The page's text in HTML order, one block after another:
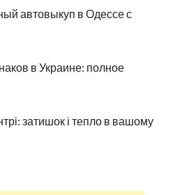
автовыкуп в Одессе с
в Украине: полное
затишок і тепло в вашому